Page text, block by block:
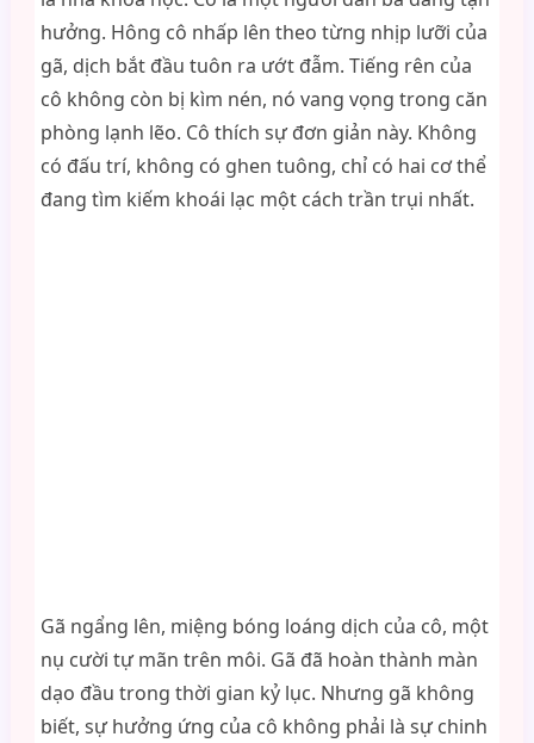
hưởng. Hông cô nhấp lên theo từng nhịp lưỡi của
gã, dịch bắt đầu tuôn ra ướt đẫm. Tiếng rên của
cô không còn bị kìm nén, nó vang vọng trong căn
phòng lạnh lẽo. Cô thích sự đơn giản này. Không
có đấu trí, không có ghen tuông, chỉ có hai cơ thể
đang tìm kiếm khoái lạc một cách trần trụi nhất.
Gã ngẩng lên, miệng bóng loáng dịch của cô, một
nụ cười tự mãn trên môi. Gã đã hoàn thành màn
dạo đầu trong thời gian kỷ lục. Nhưng gã không
biết, sự hưởng ứng của cô không phải là sự chinh